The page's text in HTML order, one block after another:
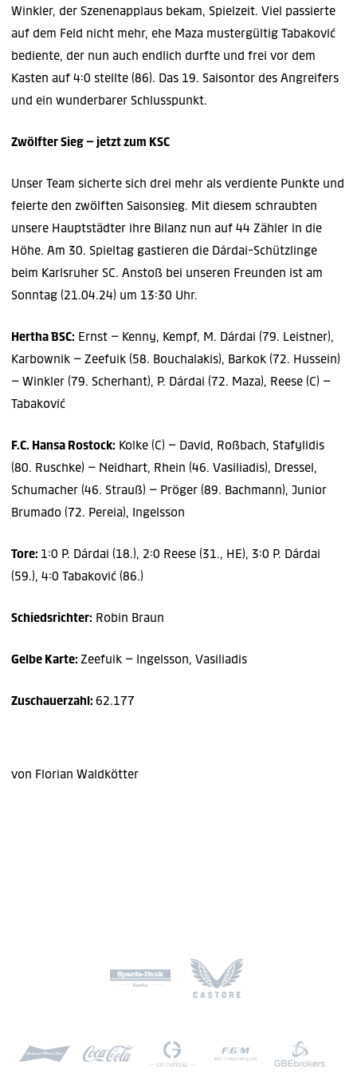
Winkler, der Szenenapplaus bekam, Spielzeit. Viel passierte
auf dem Feld nicht mehr, ehe Maza mustergültig Tabaković
bediente, der nun auch endlich durfte und frei vor dem
Kasten auf 4:0 stellte (86). Das 19. Saisontor des Angreifers
und ein wunderbarer Schlusspunkt.
Zwölfter Sieg – jetzt zum KSC
Unser Team sicherte sich drei mehr als verdiente Punkte und
feierte den zwölften Saisonsieg. Mit diesem schraubten
unsere Hauptstädter ihre Bilanz nun auf 44 Zähler in die
Höhe. Am 30. Spieltag gastieren die Dárdai-Schützlinge
beim Karlsruher SC. Anstoß bei unseren Freunden ist am
Sonntag (21.04.24) um 13:30 Uhr.
Hertha BSC: Ernst – Kenny, Kempf, M. Dárdai (79. Leistner),
Karbownik – Zeefuik (58. Bouchalakis), Barkok (72. Hussein)
– Winkler (79. Scherhant), P. Dárdai (72. Maza), Reese (C) –
Tabaković
F.C. Hansa Rostock: Kolke (C) – David, Roßbach, Stafylidis
(80. Ruschke) – Neidhart, Rhein (46. Vasiliadis), Dressel,
Schumacher (46. Strauß) – Pröger (89. Bachmann), Junior
Brumado (72. Pereia), Ingelsson
Tore: 1:0 P. Dárdai (18.), 2:0 Reese (31., HE), 3:0 P. Dárdai
(59.), 4:0 Tabaković (86.)
Schiedsrichter: Robin Braun
Gelbe Karte: Zeefuik – Ingelsson, Vasiliadis
Zuschauerzahl: 62.177
von Florian Waldkötter